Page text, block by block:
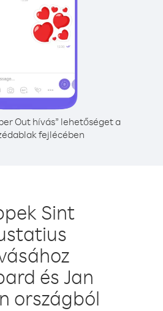
Out hívás” lehetőséget a
fejlécében
Sint
és Jan
országból